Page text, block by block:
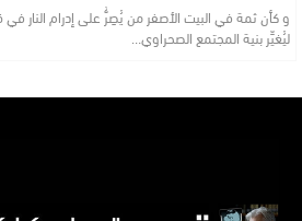
و كأن ثمة في البيت الأصفر من يُصِرُّ على إدرام النار
ليُغيِّر بنية المجتمع الصحراوي…